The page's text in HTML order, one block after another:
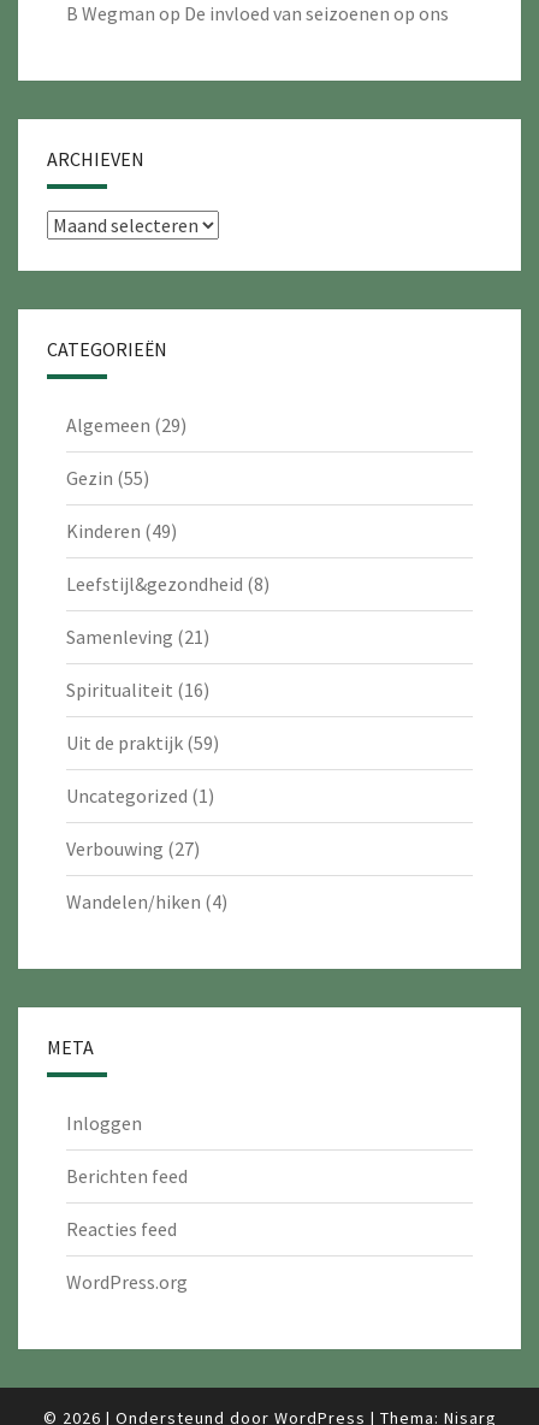
B Wegman op De invloed van seizoenen op ons
ARCHIEVEN
Archieven
CATEGORIEËN
Algemeen (29)
Gezin (55)
Kinderen (49)
Leefstijl&gezondheid (8)
Samenleving (21)
Spiritualiteit (16)
Uit de praktijk (59)
Uncategorized (1)
Verbouwing (27)
Wandelen/hiken (4)
META
Inloggen
Berichten feed
Reacties feed
WordPress.org
© 2026 | Ondersteund door WordPress | Thema: Nisarg